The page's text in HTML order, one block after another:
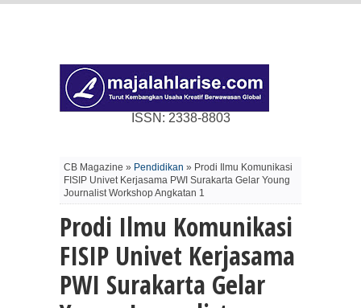
ISSN: 2338-8803
CB Magazine » Pendidikan » Prodi Ilmu Komunikasi
FISIP Univet Kerjasama PWI Surakarta Gelar Young
Journalist Workshop Angkatan 1
Prodi Ilmu Komunikasi
FISIP Univet Kerjasama
PWI Surakarta Gelar